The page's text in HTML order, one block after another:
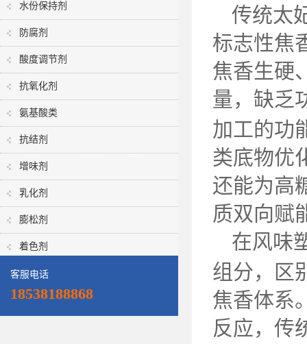
水份保持剂
防腐剂
酸度调节剂
抗氧化剂
氨基酸类
抗结剂
增味剂
乳化剂
膨松剂
着色剂
客服电话
18538188868
传统太
标志性焦
焦香生硬
量，缺乏
加工的功
类底物优
还能为高
质双向赋
在风味
组分，区
焦香体系
反应，传